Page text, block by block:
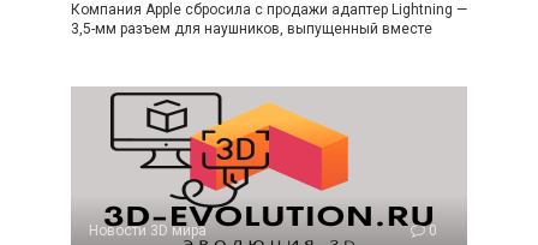
Компания Apple сбросила с продажи адаптер Lightning —
3,5-мм разъем для наушников, выпущенный вместе
Новости 3D мира 0